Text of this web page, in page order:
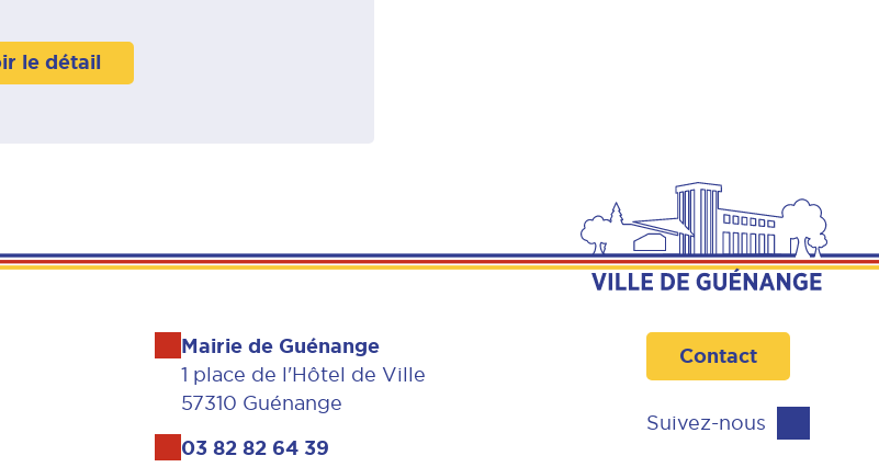
le détail
Mairie de Guénange
1 place de l'Hôtel de Ville
57310 Guénange
03 82 82 64 39
Contact
Suivez-nous